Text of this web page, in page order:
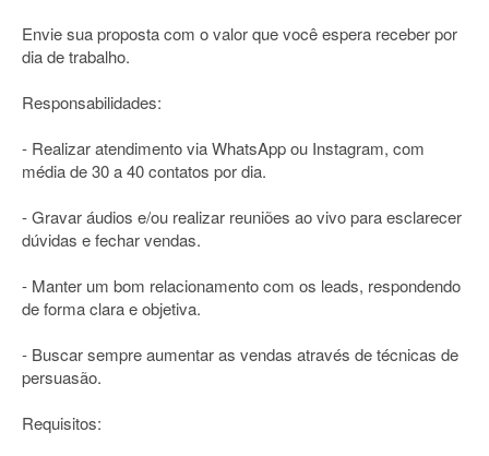
Envie sua proposta com o valor que você espera receber por
dia de trabalho.
Responsabilidades:
- Realizar atendimento via WhatsApp ou Instagram, com
média de 30 a 40 contatos por dia.
- Gravar áudios e/ou realizar reuniões ao vivo para esclarecer
dúvidas e fechar vendas.
- Manter um bom relacionamento com os leads, respondendo
de forma clara e objetiva.
- Buscar sempre aumentar as vendas através de técnicas de
persuasão.
Requisitos: